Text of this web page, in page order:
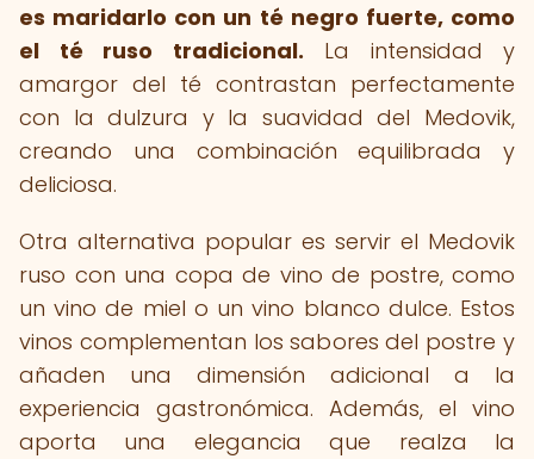
es maridarlo con un té negro fuerte, como
el té ruso tradicional. La intensidad y
amargor del té contrastan perfectamente
con la dulzura y la suavidad del Medovik,
creando una combinación equilibrada y
deliciosa.
Otra alternativa popular es servir el Medovik
ruso con una copa de vino de postre, como
un vino de miel o un vino blanco dulce. Estos
vinos complementan los sabores del postre y
añaden una dimensión adicional a la
experiencia gastronómica. Además, el vino
aporta una elegancia que realza la